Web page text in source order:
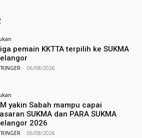
pemain KKTTA terpilih ke SUKMA
- 06/08/2026
yakin Sabah mampu capai
SUKMA dan PARA SUKMA
2026
- 06/08/2026